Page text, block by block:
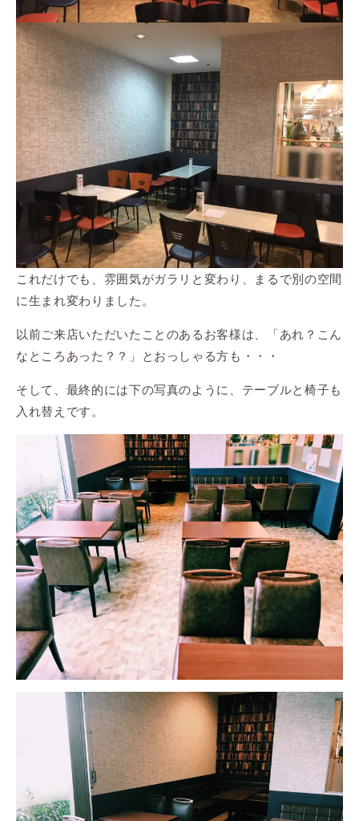
これだけでも、雰囲気がガラリと変わり、まるで別の空間
に生まれ変わりました。
以前ご来店いただいたことのあるお客様は、「あれ？こん
なところあった？？」とおっしゃる方も・・・
そして、最終的には下の写真のように、テーブルと椅子も
入れ替えです。